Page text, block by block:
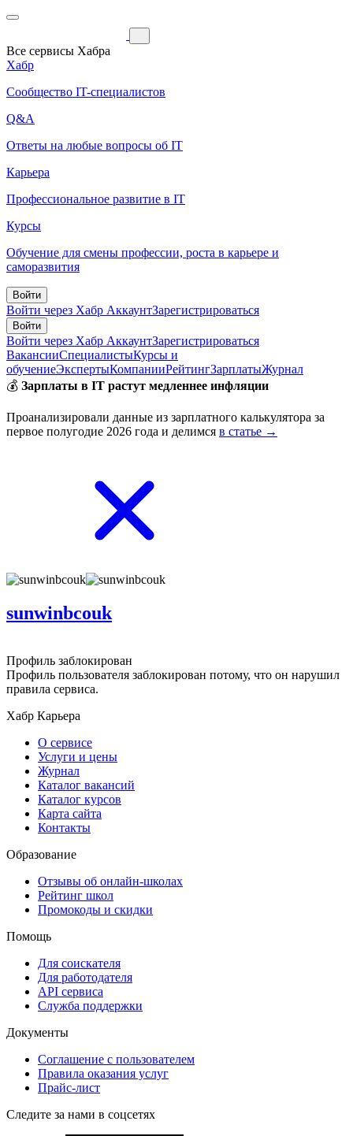
Все сервисы Хабра
Хабр
Сообщество IT-специалистов
Q&A
Ответы на любые вопросы об IT
Карьера
Профессиональное развитие в IT
Курсы
Обучение для смены профессии, роста в карьере и
саморазвития
Войти
Войти через Хабр АккаунтЗарегистрироваться
Войти
Войти через Хабр АккаунтЗарегистрироваться
ВакансииСпециалистыКурсы и
обучениеЭкспертыКомпанииРейтингЗарплатыЖурнал
💰 Зарплаты в IT растут медленнее инфляции
Проанализировали данные из зарплатного калькулятора за
первое полугодие 2026 года и делимся в статье →
sunwinbcouk
Профиль заблокирован
Профиль пользователя заблокирован потому, что он нарушил
правила сервиса.
Хабр Карьера
О сервисе
Услуги и цены
Журнал
Каталог вакансий
Каталог курсов
Карта сайта
Контакты
Образование
Отзывы об онлайн-школах
Рейтинг школ
Промокоды и скидки
Помощь
Для соискателя
Для работодателя
API сервиса
Служба поддержки
Документы
Соглашение с пользователем
Правила оказания услуг
Прайс-лист
Следите за нами в соцсетях